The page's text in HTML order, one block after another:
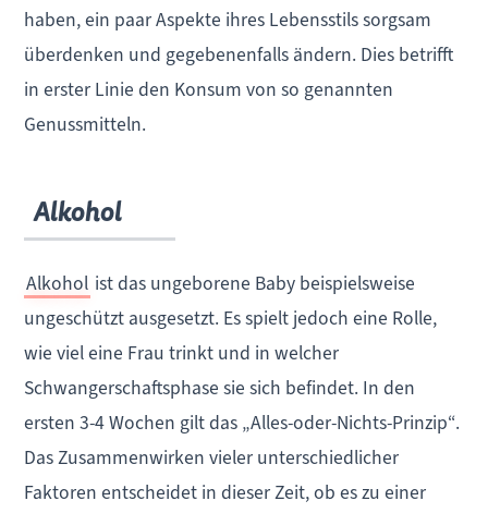
haben, ein paar Aspekte ihres Lebensstils sorgsam
überdenken und gegebenenfalls ändern. Dies betrifft
in erster Linie den Konsum von so genannten
Genussmitteln.
Alkohol
Alkohol ist das ungeborene Baby beispielsweise
ungeschützt ausgesetzt. Es spielt jedoch eine Rolle,
wie viel eine Frau trinkt und in welcher
Schwangerschaftsphase sie sich befindet. In den
ersten 3-4 Wochen gilt das „Alles-oder-Nichts-Prinzip“.
Das Zusammenwirken vieler unterschiedlicher
Faktoren entscheidet in dieser Zeit, ob es zu einer